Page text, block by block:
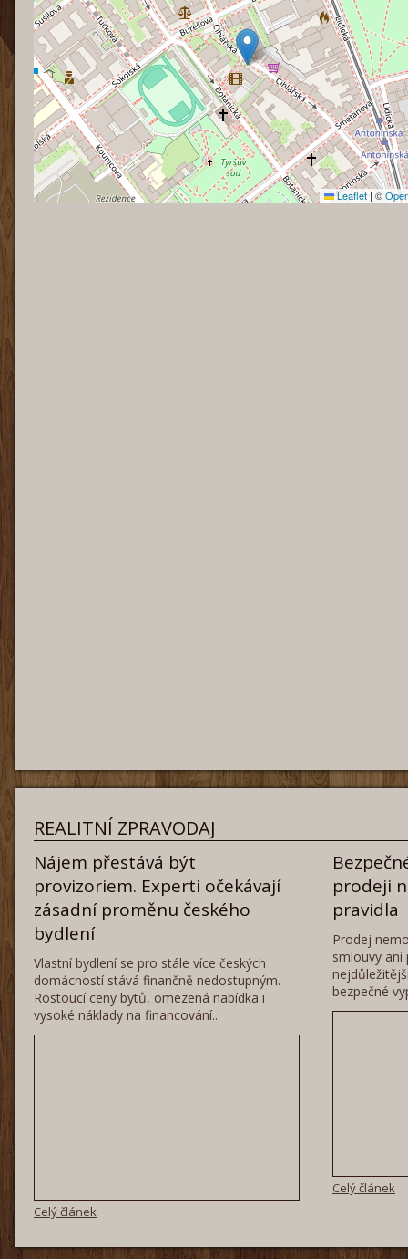
Leaflet | ©
REALITNÍ ZPRAVODAJ
Nájem přestává být
provizoriem. Experti očekávají
zásadní proměnu českého
bydlení
Vlastní bydlení se pro stále více českých
domácností stává finančně nedostupným.
Rostoucí ceny bytů, omezená nabídka i
vysoké náklady na financování..
Celý článek
prodeji
pravidla
Prodej
smlouvy ani
bezpečné
Celý článek